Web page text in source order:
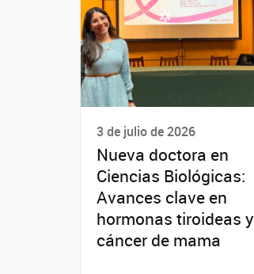
3 de julio de 2026
Nueva doctora en
Ciencias Biológicas:
Avances clave en
hormonas tiroideas y
cáncer de mama